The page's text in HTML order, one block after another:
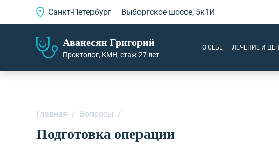
Санкт-Петербург Выборгское шоссе, 5к1И
Аванесян Григорий
Проктолог, КМН, стаж 27 лет
О СЕБЕ ЛЕЧЕНИЕ И
Главная / Вопросы /
Подготовка операции